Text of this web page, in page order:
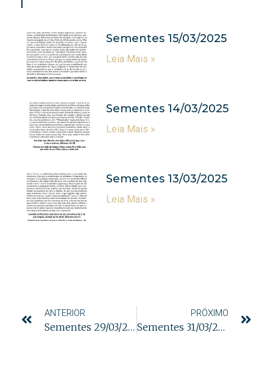
Sementes 15/03/2025
Leia Mais »
Sementes 14/03/2025
Leia Mais »
Sementes 13/03/2025
Leia Mais »
ANTERIOR
Sementes 29/03/2024
PRÓXIMO
Sementes 31/03/2024